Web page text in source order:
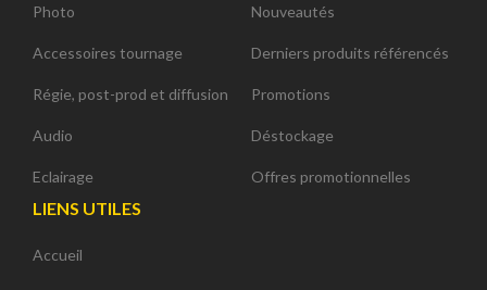
Photo
Accessoires tournage
Régie, post-prod et diffusion
Audio
Eclairage
Nouveautés
Derniers produits référencés
Promotions
Déstockage
Offres promotionnelles
LIENS UTILES
Accueil